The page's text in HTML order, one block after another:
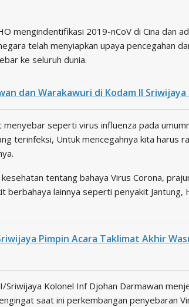
mengindentifikasi 2019-nCoV di Cina dan
telah menyiapkan upaya pencegahan
ke seluruh dunia.
dan Warakawuri di Kodam II Sriwijaya
seperti virus influenza pada
terinfeksi, Untuk mencegahnya kita harus
tentang bahaya Virus Corona,
berbahaya lainnya seperti penyakit
Pimpin Acara Taklimat Akhir
Kolonel Inf Djohan Darmawan
saat ini perkembangan penyebaran